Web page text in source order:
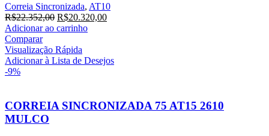
Correia Sincronizada, AT10
R$22.352,00 O
preço
era:
R$22.352,00.
R$20.320,00O
R$20.320,00.
Adicionar ao carrinho
Comparar
Visualização Rápida
Adicionar à Lista de Desejos
-9%
CORREIA SINCRONIZADA 75 AT15 2610
MULCO